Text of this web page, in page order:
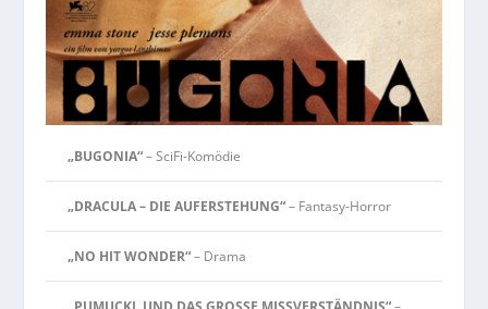
„BUGONIA“– SciFi-Komödie
„DRACULA – DIE AUFERSTEHUNG“– Fantasy-Horror
„NO HIT WONDER“– Drama